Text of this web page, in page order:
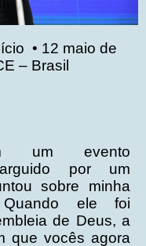
• 12 maio de
– Brasil
um evento
por um
sobre minha
Quando ele foi
de Deus, a
que vocês agora